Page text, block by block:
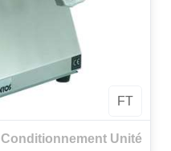
FT
Conditionnement Unité